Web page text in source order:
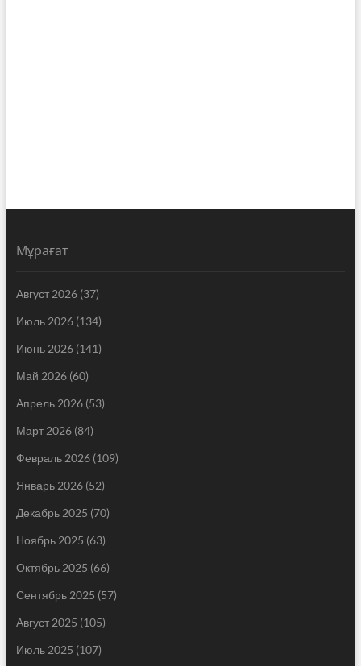
Мұрағат
Август 2026(37)
Июль 2026(134)
Июнь 2026(141)
Май 2026(60)
Апрель 2026(53)
Март 2026(84)
Февраль 2026(109)
Январь 2026(52)
Декабрь 2025 (70)
Ноябрь 2025 (63)
Октябрь 2025 (66)
Сентябрь 2025 (57)
Август 2025 (105)
Июль 2025 (107)